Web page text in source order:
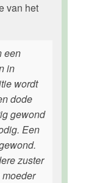
van het
een
in
wordt
dode
gewond
Een
zuster